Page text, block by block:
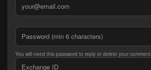
You will need this password to reply or delete your comment